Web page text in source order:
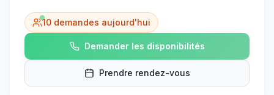
10 demandes aujourd'hui
Demander les disponibilités
Prendre rendez-vous